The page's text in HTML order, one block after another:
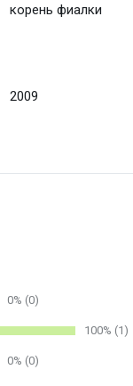
корень фиалки
2009
0% (0)
100% (1)
0% (0)